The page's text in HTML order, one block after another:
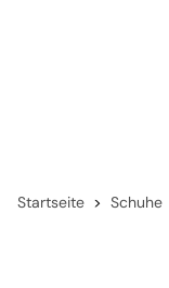
Startseite Schuhe